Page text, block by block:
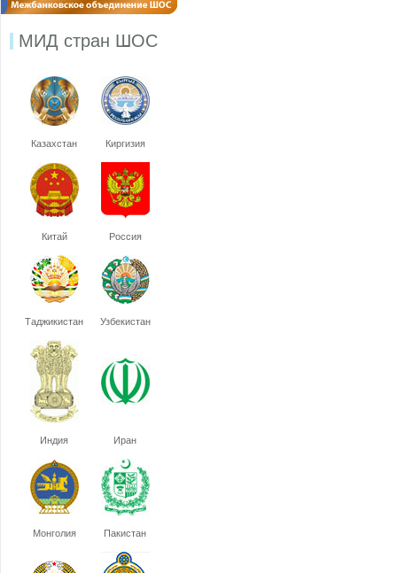
МИД стран ШОС
Казахстан Киргизия
Китай Россия
Таджикистан Узбекистан
Индия Иран
Монголия Пакистан